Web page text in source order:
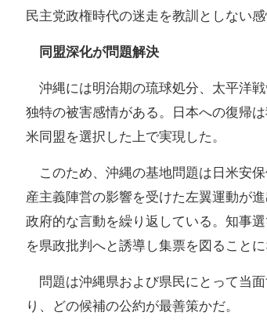
民主党政権時代の迷走を教訓としない
同盟深化が問題解決
沖縄には明治期の琉球処分、太平洋
独特の被害感情がある。日本への復帰
米同盟を選択した上で実現した。
このため、沖縄の基地問題は日米安
産主義陣営の影響を受けた左翼運動が
政府的な言動を繰り返している。知事
を県政批判へと誘導し集票を図ることに
問題は沖縄県および県民にとって当
り、どの候補の公約が最善策かだ。